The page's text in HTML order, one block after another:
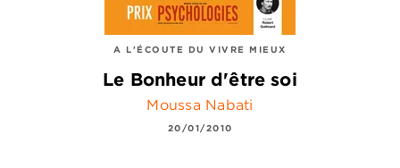
A L'ÉCOUTE DU VIVRE MIEUX
Le Bonheur d'être soi
Moussa Nabati
20/01/2010